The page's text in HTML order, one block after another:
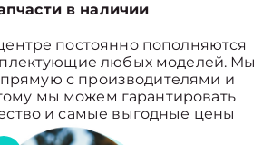
в наличии
постоянно пополняются
любых моделей. Мы
с производителями и
мы можем гарантировать
и самые выгодные цены